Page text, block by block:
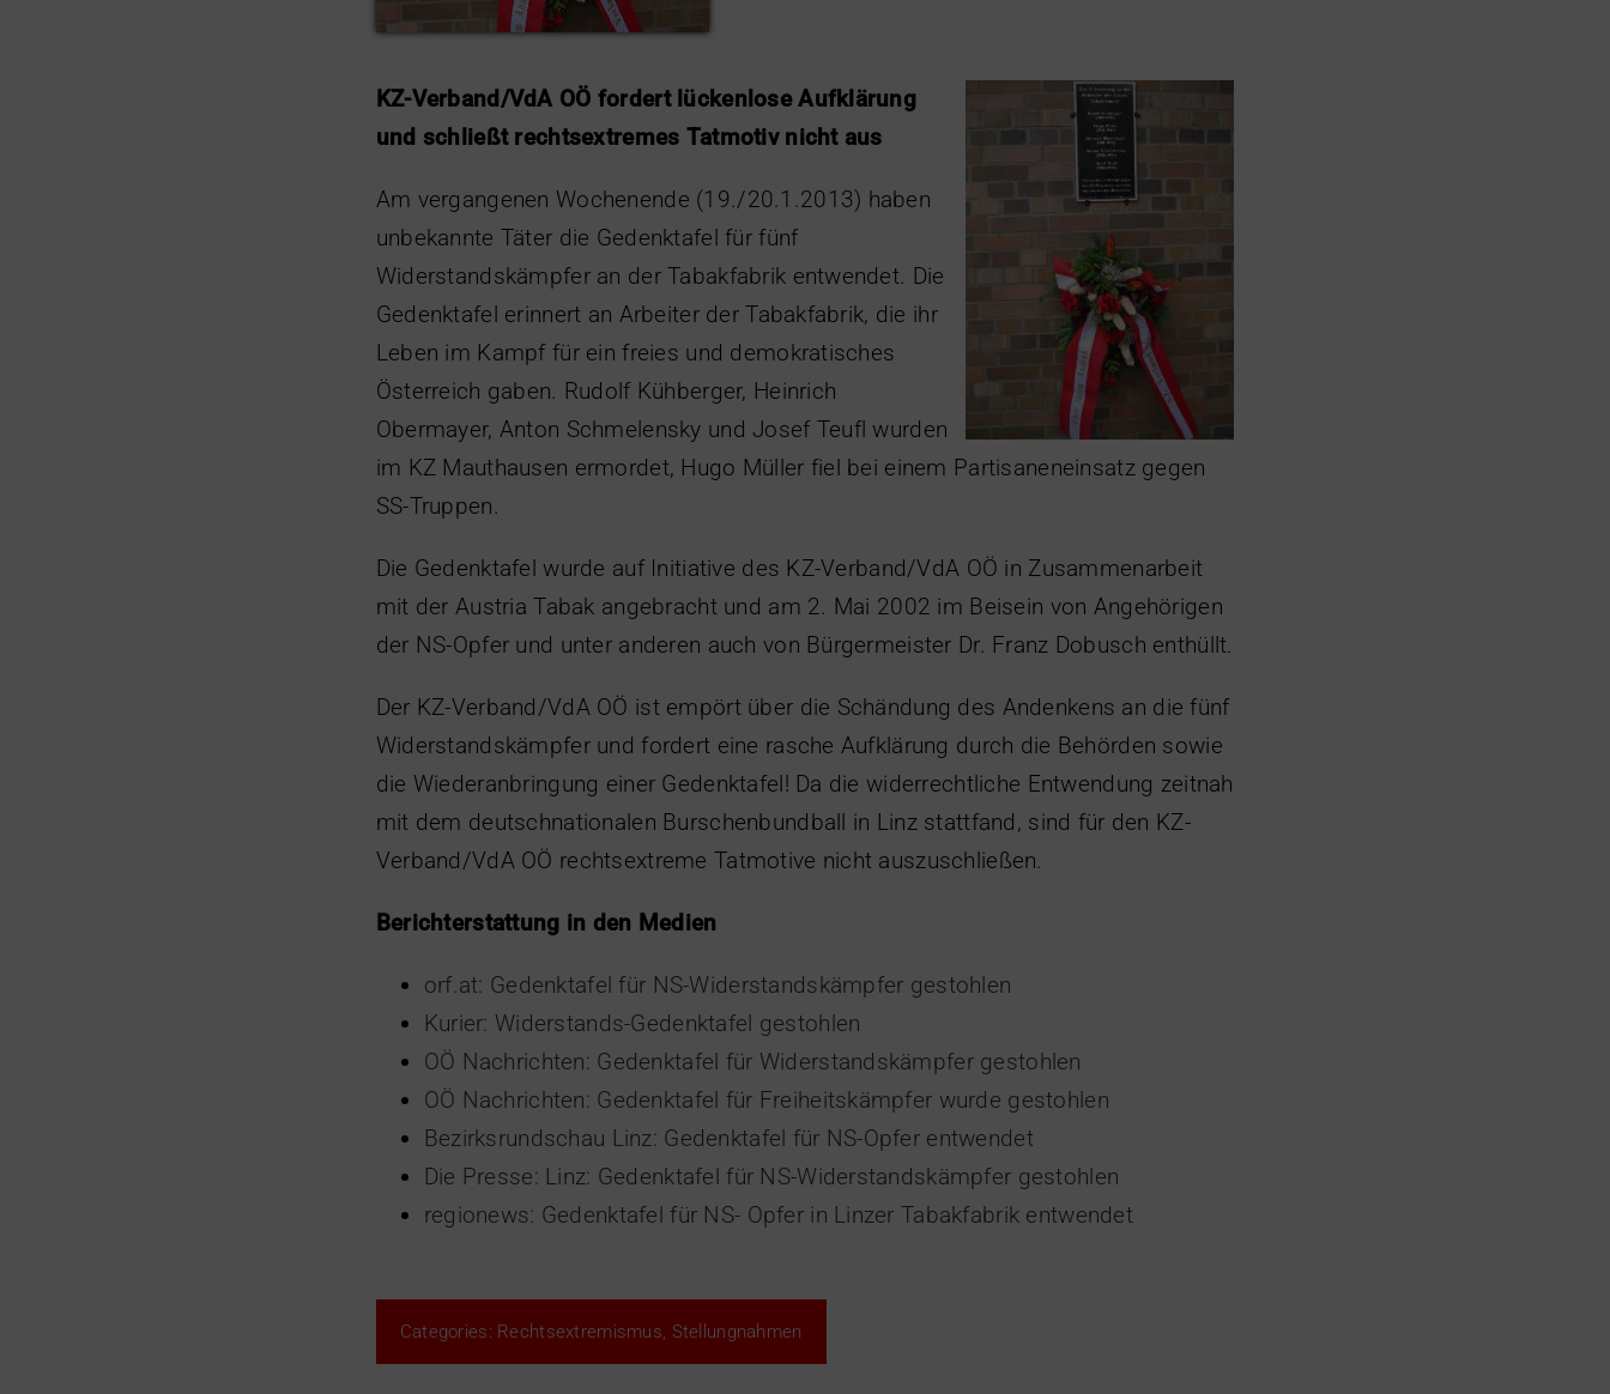
KZ-Verband/VdA OÖ fordert lückenlose Aufklärung
und schließt rechtsextremes Tatmotiv nicht aus
Am vergangenen Wochenende (19./20.1.2013) haben
unbekannte Täter die Gedenktafel für fünf
Widerstandskämpfer an der Tabakfabrik entwendet. Die
Gedenktafel erinnert an Arbeiter der Tabakfabrik, die ihr
Leben im Kampf für ein freies und demokratisches
Österreich gaben. Rudolf Kühberger, Heinrich
Obermayer, Anton Schmelensky und Josef Teufl wurden
im KZ Mauthausen ermordet, Hugo Müller fiel bei einem Partisaneneinsatz gegen
SS-Truppen.
Die Gedenktafel wurde auf Initiative des KZ-Verband/VdA OÖ in Zusammenarbeit
mit der Austria Tabak angebracht und am 2. Mai 2002 im Beisein von Angehörigen
der NS-Opfer und unter anderen auch von Bürgermeister Dr. Franz Dobusch enthüllt.
Der KZ-Verband/VdA OÖ ist empört über die Schändung des Andenkens an die fünf
Widerstandskämpfer und fordert eine rasche Aufklärung durch die Behörden sowie
die Wiederanbringung einer Gedenktafel! Da die widerrechtliche Entwendung zeitnah
mit dem deutschnationalen Burschenbundball in Linz stattfand, sind für den KZ-
Verband/VdA OÖ rechtsextreme Tatmotive nicht auszuschließen.
Berichterstattung in den Medien
orf.at: Gedenktafel für NS-Widerstandskämpfer gestohlen
Kurier: Widerstands-Gedenktafel gestohlen
OÖ Nachrichten: Gedenktafel für Widerstandskämpfer gestohlen
OÖ Nachrichten: Gedenktafel für Freiheitskämpfer wurde gestohlen
Bezirksrundschau Linz: Gedenktafel für NS-Opfer entwendet
Die Presse: Linz: Gedenktafel für NS-Widerstandskämpfer gestohlen
regionews: Gedenktafel für NS- Opfer in Linzer Tabakfabrik entwendet
Categories: Rechtsextremismus, Stellungnahmen